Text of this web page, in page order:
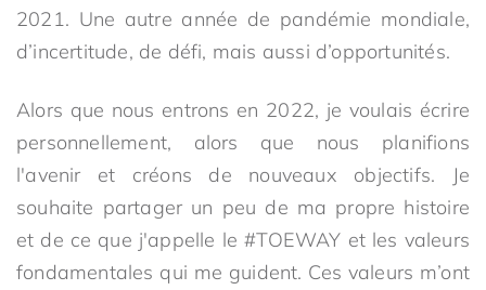
2021. Une autre année de pandémie mondiale,
d’incertitude, de défi, mais aussi d’opportunités.
Alors que nous entrons en 2022, je voulais écrire
personnellement, alors que nous planifions
l'avenir et créons de nouveaux objectifs. Je
souhaite partager un peu de ma propre histoire
et de ce que j'appelle le #TOEWAY et les valeurs
fondamentales qui me guident. Ces valeurs m’ont